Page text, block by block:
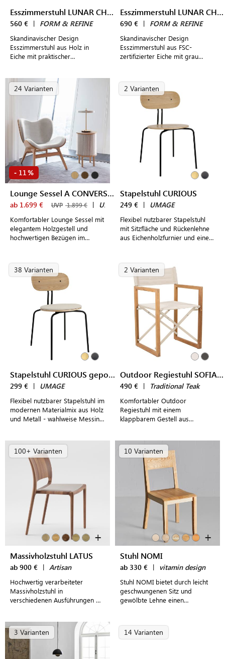
Esszimmerstuhl LUNAR CHAIR
560 € | FORM & REFINE
Skandinavischer Design
Esszimmerstuhl aus Holz in
Eiche mit praktischer
Essbereiche
Esszimmerstuhl LUNAR CHAIR gepolstert
690 € | FORM & REFINE
Skandinavischer Design
Esszimmerstuhl aus FSC-
zertifizierter Eiche mit grau
24 Varianten
- 11 %
Lounge Sessel A CONVERSATION PIECE LOW
ab 1.699 € UVP 1.899 € | UMAGE
Komfortabler Lounge Sessel mit
elegantem Holzgestell und
hochwertigen Bezügen im
2 Varianten
Stapelstuhl CURIOUS
249 € | UMAGE
Flexibel nutzbarer Stapelstuhl
mit Sitzfläche und Rückenlehne
aus Eichenholzfurnier und einem
gestaltete Wohnräume
38 Varianten
Stapelstuhl CURIOUS gepolstert
299 € | UMAGE
Flexibel nutzbarer Stapelstuhl im
modernen Materialmix aus Holz
und Metall - wahlweise Messing
verschiedenen Farben
2 Varianten
Outdoor Regiestuhl SOFIA DIRECTOR CHAIR
490 € | Traditional Teak
Komfortabler Outdoor
Regiestuhl mit einem
klappbarem Gestell aus
Bezug
100+ Varianten
+
Massivholzstuhl LATUS
ab 900 € | Artisan
Hochwertig verarbeiteter
Massivholzstuhl in
verschiedenen Ausführungen mit
praktischer Stapelfunktion
10 Varianten
+
Stuhl NOMI
ab 330 € | vitamin design
Stuhl NOMI bietet durch leicht
geschwungenen Sitz und
gewölbte Lehne einen
macht jeden Stuhl zum Unikat.
3 Varianten 14 Varianten